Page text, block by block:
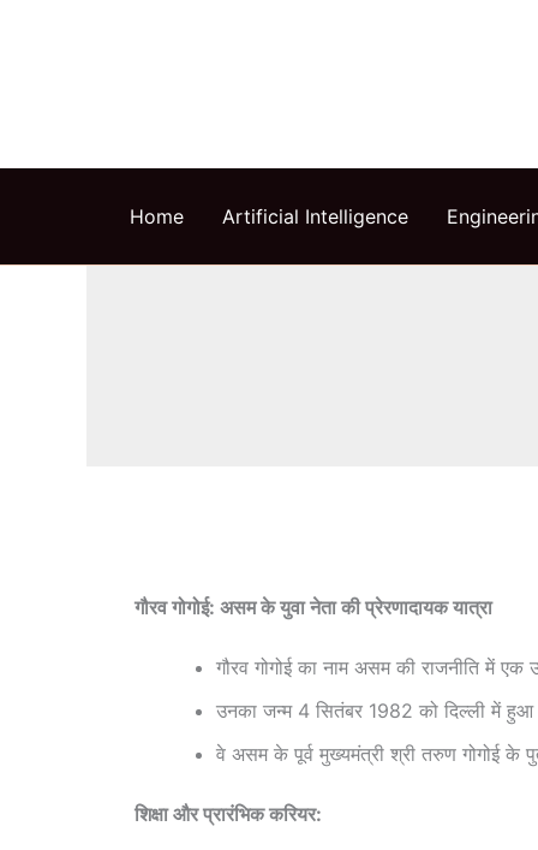
Home Artificial Intelligence
गौरव गोगोई: असम के युवा नेता की प्रेरणादायक यात्रा
गौरव गोगोई का नाम असम की राजनीति में
उनका जन्म 4 सितंबर 1982 को दिल्ली में हुआ
वे असम के पूर्व मुख्यमंत्री श्री तरुण गोगोई के
शिक्षा और प्रारंभिक करियर: